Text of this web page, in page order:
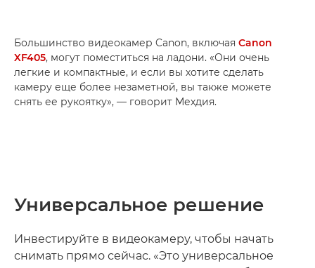
Большинство видеокамер Canon, включая Canon
XF405, могут поместиться на ладони. «Они очень
легкие и компактные, и если вы хотите сделать
камеру еще более незаметной, вы также можете
снять ее рукоятку», — говорит Мехдия.
Универсальное решение
Инвестируйте в видеокамеру, чтобы начать
снимать прямо сейчас. «Это универсальное